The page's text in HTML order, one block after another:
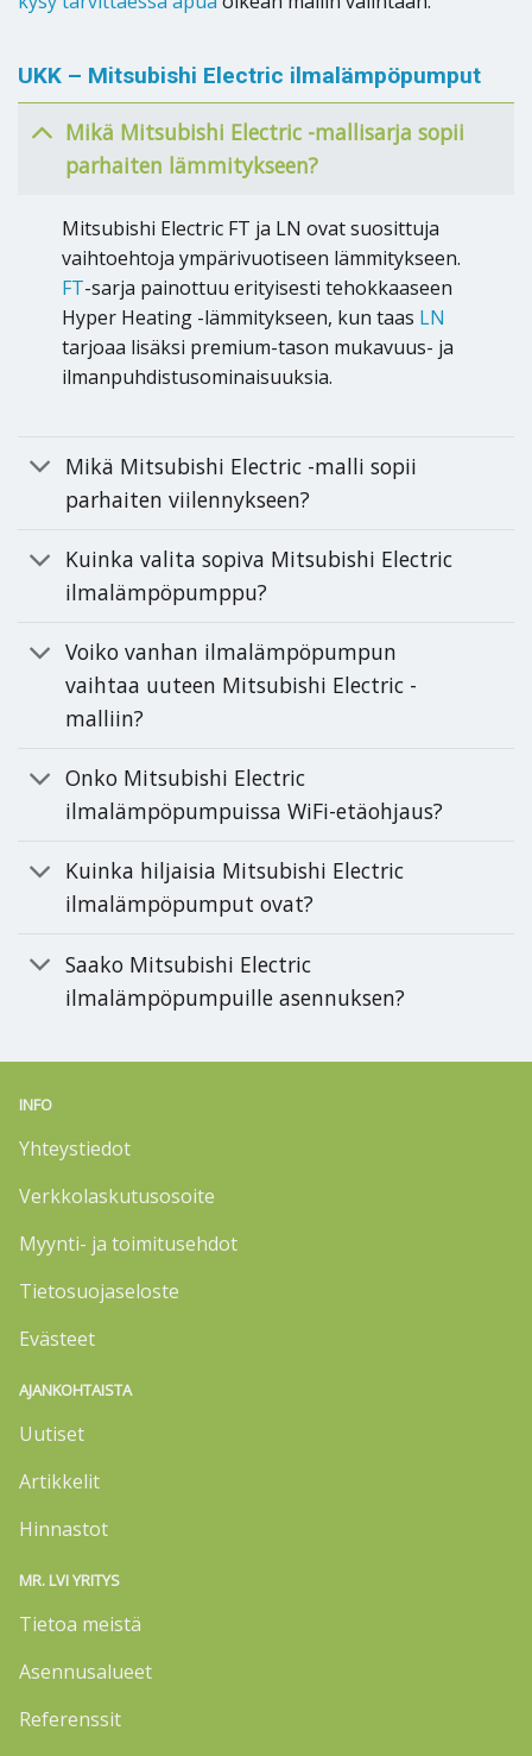
UKK – Mitsubishi Electric ilmalämpöpumput
Mikä Mitsubishi Electric -mallisarja sopii
parhaiten lämmitykseen?
Mitsubishi Electric FT ja LN ovat suosittuja
vaihtoehtoja ympärivuotiseen lämmitykseen.
FT-sarja painottuu erityisesti tehokkaaseen
Hyper Heating -lämmitykseen, kun taas LN
tarjoaa lisäksi premium-tason mukavuus- ja
ilmanpuhdistusominaisuuksia.
Mikä Mitsubishi Electric -malli sopii
parhaiten viilennykseen?
Kuinka valita sopiva Mitsubishi Electric
ilmalämpöpumppu?
Voiko vanhan ilmalämpöpumpun
vaihtaa uuteen Mitsubishi Electric -
malliin?
Onko Mitsubishi Electric
ilmalämpöpumpuissa WiFi-etäohjaus?
Kuinka hiljaisia Mitsubishi Electric
ilmalämpöpumput ovat?
Saako Mitsubishi Electric
ilmalämpöpumpuille asennuksen?
INFO
Yhteystiedot
Verkkolaskutusosoite
Myynti- ja toimitusehdot
Tietosuojaseloste
Evästeet
AJANKOHTAISTA
Uutiset
Artikkelit
Hinnastot
MR. LVI YRITYS
Tietoa meistä
Asennusalueet
Referenssit